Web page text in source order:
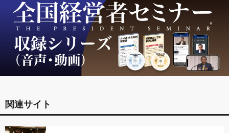
関連サイト